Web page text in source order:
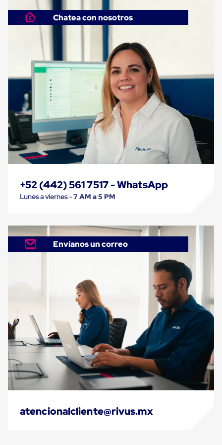
Carton
Corrugado
Freezer
Separador
Congelación
Estandar
Separador
para
Congelación
Ultra
Flujo
Cintas
protectoras
Cintas
adhesivas
Cinta
Cinta
para
Cinta
de
Aislar
Cinta
de
Papel
Cinta
de
Seguridad
Masking
Tape
Cinta
Adhesiva
Transparente
Canela
Flejadora
Cinta
Chatea con nosotros
+52 (442) 561 7517 - WhatsApp
Lunes a viernes -7 AM a 5 PM
Envíanos un correo
atencionalcliente@rivus.mx